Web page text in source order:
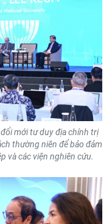
mới tư duy địa chính trị
thường niên để bảo đảm
và các viện nghiên cứu.